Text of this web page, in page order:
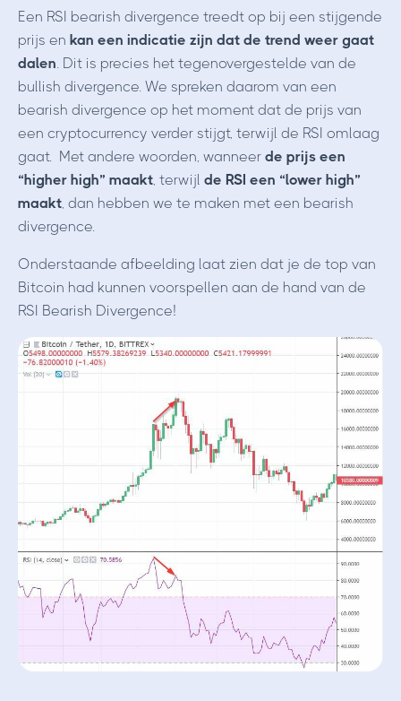
Een RSI bearish divergence treedt op bij een stijgende
prijs en kan een indicatie zijn dat de trend weer gaat
dalen . Dit is precies het tegenovergestelde van de
bullish divergence. We spreken daarom van een
bearish divergence op het moment dat de prijs van
een cryptocurrency verder stijgt, terwijl de RSI omlaag
gaat. Met andere woorden, wanneer de prijs een
“higher high” maakt , terwijl de RSI een “lower high”
maakt , dan hebben we te maken met een bearish
divergence.
Onderstaande afbeelding laat zien dat je de top van
Bitcoin had kunnen voorspellen aan de hand van de
RSI Bearish Divergence!